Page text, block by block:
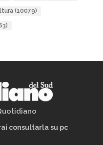
(10079)
consultarla su pc